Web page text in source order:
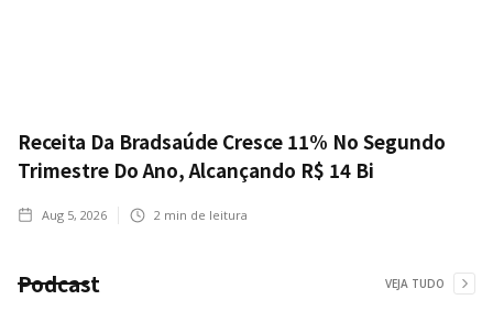
Receita Da Bradsaúde Cresce 11% No Segundo
Trimestre Do Ano, Alcançando R$ 14 Bi
Aug 5, 2026 2 min de leitura
Podcast VEJA TUDO